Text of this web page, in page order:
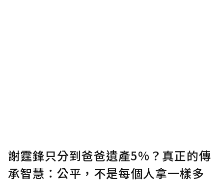
謝霆鋒只分到爸爸遺產5%？真正的傳
承智慧：公平，不是每個人拿一樣多